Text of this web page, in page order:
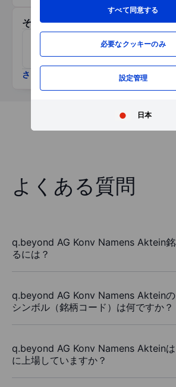
すべて同意する
必要なクッキーのみ
設定管理
日本
その他関連銘柄
ＭＳインダストリー
さらに表示
よくある質問
q.beyond AG Konv Namens Aktein
るには？
q.beyond AG Konv Namens Aktein
シンボル（銘柄コード）は何ですか？
q.beyond AG Konv Namens Aktein
に上場していますか？